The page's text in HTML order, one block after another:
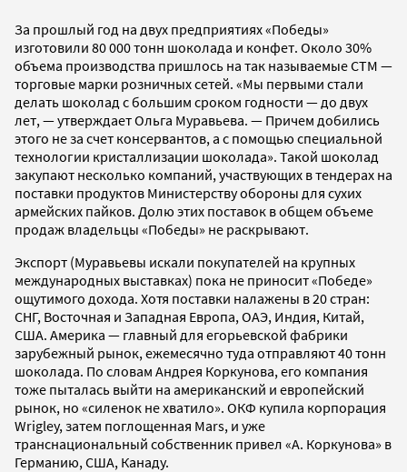
За прошлый год на двух предприятиях «Победы»
изготовили 80 000 тонн шоколада и конфет. Около 30%
объема производства пришлось на так называемые CTM —
торговые марки розничных сетей. «Мы первыми стали
делать шоколад с большим сроком годности — до двух
лет, — утверждает Ольга Муравьева. — Причем добились
этого не за счет консервантов, а с помощью специальной
технологии кристаллизации шоколада». Такой шоколад
закупают несколько компаний, участвующих в тендерах на
поставки продуктов Министерству обороны для сухих
армейских пайков. Долю этих поставок в общем объеме
продаж владельцы «Победы» не раскрывают.
Экспорт (Муравьевы искали покупателей на крупных
международных выставках) пока не приносит «Победе»
ощутимого дохода. Хотя поставки налажены в 20 стран:
СНГ, Восточная и Западная Европа, ОАЭ, Индия, Китай,
США. Америка — главный для егорьевской фабрики
зарубежный рынок, ежемесячно туда отправляют 40 тонн
шоколада. По словам Андрея Коркунова, его компания
тоже пыталась выйти на американский и европейский
рынок, но «силенок не хватило». ОКФ купила корпорация
Wrigley, затем поглощенная Mars, и уже
транснациональный собственник привел «А. Коркунова» в
Германию, США, Канаду.